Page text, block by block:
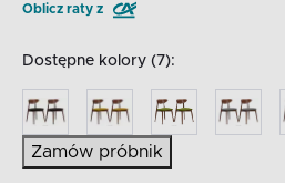
Oblicz raty z
Dostępne kolory (7):
Zamów próbnik